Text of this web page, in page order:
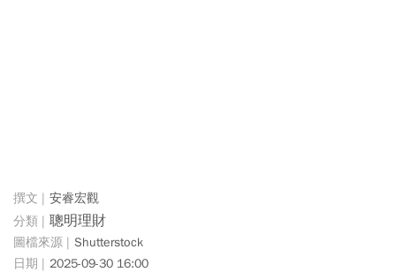
安睿宏觀
聰明理財
Shutterstock
2025-09-30 16:00